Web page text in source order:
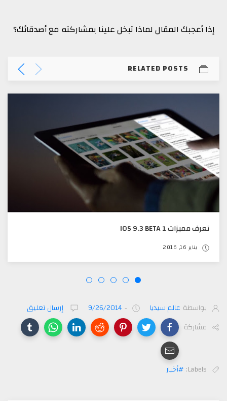
إذا أعجبك المقال لماذا تبخل علينا بمشاركته مع أصدقائك؟
RELATED POSTS
تعرف مميزات IOS 9.3 BETA 1
يناير 16, 2016
بواسطة عالم سيديا -
9/26/2014
إرسال تعليق
مشاركة
Labels: #أخبار